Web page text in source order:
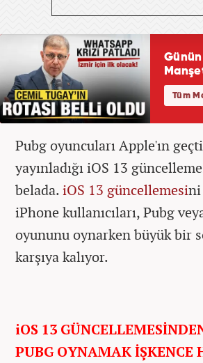
Pubg oyuncuları Apple'ın
yayınladığı iOS 13
belada.iOS 13 güncellemesini
iPhone kullanıcıları, Pubg
oyununu oynarken büyük bir
karşıya kalıyor.
iOS 13
PUBG OYNAMAK İŞKENCE